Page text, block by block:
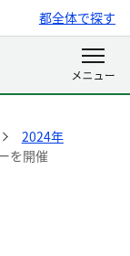
都全体で探す
2024年
を開催